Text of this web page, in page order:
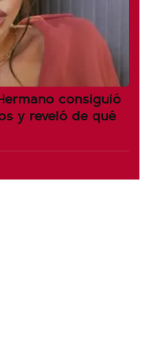
consiguió
y reveló de qué